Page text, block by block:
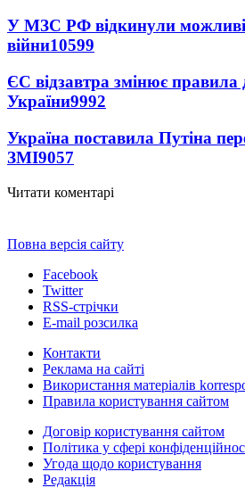
У МЗС РФ відкинули
війни10599
ЄС відзавтра змінює правила
України9992
Україна поставила Путіна
ЗМІ9057
Читати коментарі
Повна версія сайту
Facebook
Twitter
RSS-стрічки
E-mail розсилка
Контакти
Реклама на сайті
Використання матеріалів
Правила користування сайтом
Договір користування сайтом
Політика у сфері
Угода щодо користування
Редакція